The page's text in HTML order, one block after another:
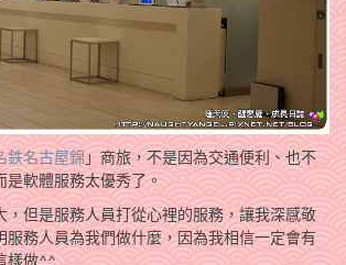
鉄名古屋錦」商旅，不是因為交通便利、也不
是軟體服務太優秀了。
，但是服務人員打從心裡的服務，讓我深感敬
服務人員為我們做什麼，因為我相信一定會有
樣做^^